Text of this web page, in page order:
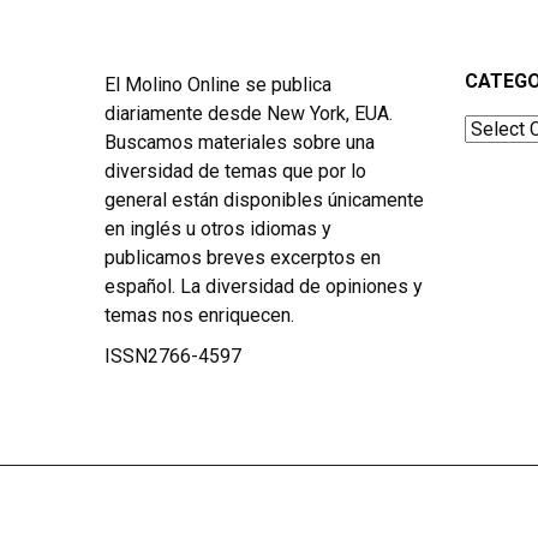
El Molino Online se publica
diariamente desde New York, EUA.
Buscamos materiales sobre una
diversidad de temas que por lo
general están disponibles únicamente
en inglés u otros idiomas y
publicamos breves excerptos en
español. La diversidad de opiniones y
temas nos enriquecen.
ISSN2766-4597